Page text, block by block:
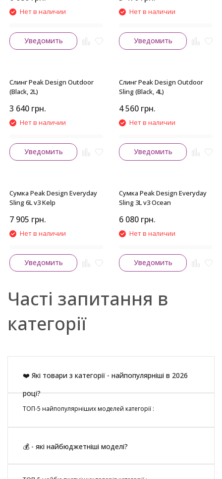
Нет в наличии
Уведомить
Нет в наличии
Уведомить
Слинг Peak Design Outdoor
(Black, 2L)
3 640 грн.
Нет в наличии
Уведомить
Слинг Peak Design Outdoor
Sling (Black, 4L)
4 560 грн.
Нет в наличии
Уведомить
Сумка Peak Design Everyday
Sling 6L v3 Kelp
7 905 грн.
Нет в наличии
Уведомить
Сумка Peak Design Everyday
Sling 3L v3 Ocean
6 080 грн.
Нет в наличии
Уведомить
Часті запитання в
категорії
❤️ Які товари з категорії - найпопулярніші в 2026
році?
ТОП-5 найпопулярніших моделей категорії :
💰 - які найбюджетніші моделі?